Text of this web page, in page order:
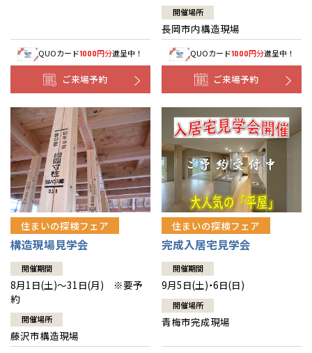
QUOカード1000円分進呈中！
ご来場予約
開催場所
長岡市内構造現場
QUOカード1000円分進呈中！
ご来場予約
住まいの探検フェア
構造現場見学会
開催期間
8月1日(土)～31日(月) ※要予
約
開催場所
藤沢市構造現場
住まいの探検フェア
完成入居宅見学会
開催期間
9月5日(土)・6日(日)
開催場所
青梅市完成現場